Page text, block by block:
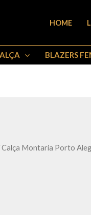
HOME
BLAZERS
Calça Montaria Porto